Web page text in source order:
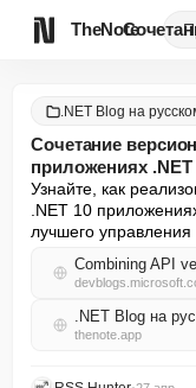
TheNote
.NET Blog на
Сочетание
приложениях .NET
Узнайте, как
.NET 10
лучшего управления
.NET Blog на
thenote.app